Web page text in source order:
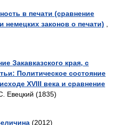
в печати (сравнение
немецких законов о печати)
Закавказского края, с
Политическое состояние
XVIII века и сравнение
Евецкий (1835)
(2012)